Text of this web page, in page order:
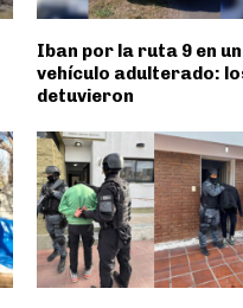
Iban por la ruta 9 en un
vehículo adulterado:
detuvieron